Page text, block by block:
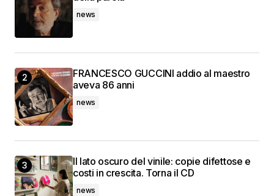
news
FRANCESCO GUCCINI addio al maestro
aveva 86 anni
news
Il lato oscuro del vinile: copie difettose e
costi in crescita. Torna il CD
news